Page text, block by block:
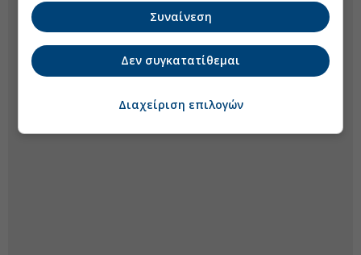
Συναίνεση
Δεν συγκατατίθεμαι
Διαχείριση επιλογών